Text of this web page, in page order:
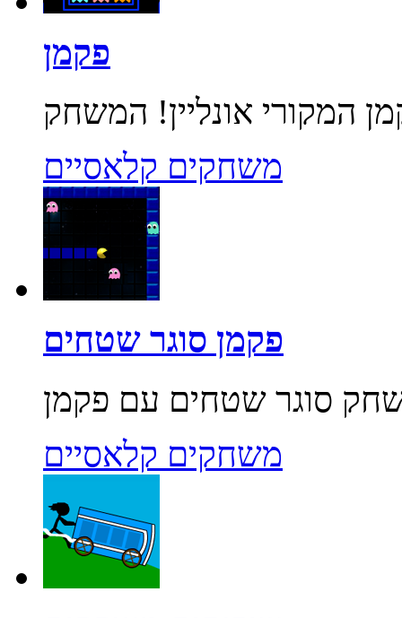
פקמן
משחקים קלאסיים
פקמן סוגר שטחים
משחקים קלאסיים